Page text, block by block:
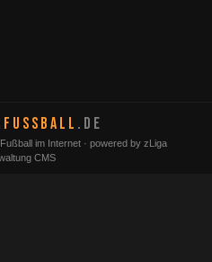
FUSSBALL .DE
im Internet · powered by zLiga
CMS